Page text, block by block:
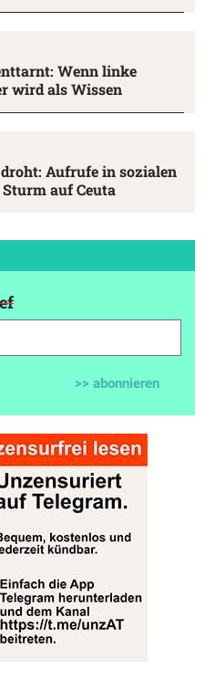
Wenn linke
wird als Wissen
Aufrufe in sozialen
auf Ceuta
>> abonnieren